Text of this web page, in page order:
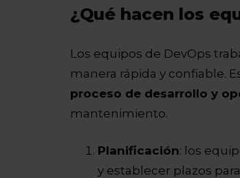
¿Qué hacen los
Los equipos de DevOps
manera rápida y confiable.
proceso de desarrollo y
mantenimiento.
Planificación: los
y establecer plazos